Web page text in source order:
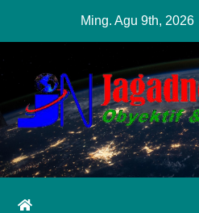
content
Ming. Agu 9th, 2026